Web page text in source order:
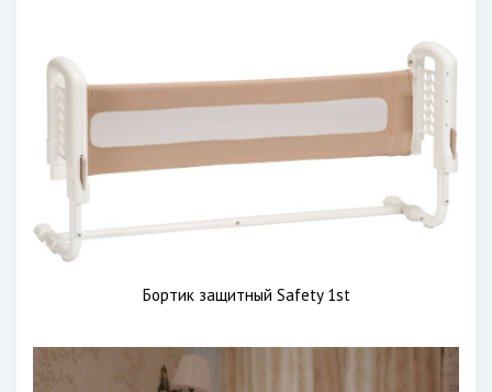
Бортик защитный Safety 1st